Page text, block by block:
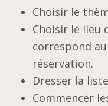
Choisir le
Choisir le lieu
correspond
réservation.
Dresser la
Commencer